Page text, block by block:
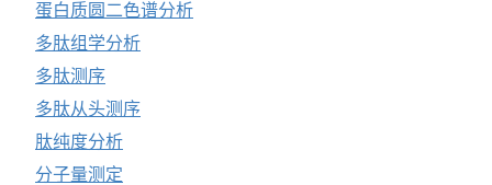
蛋白质圆二色谱分析
多肽组学分析
多肽测序
多肽从头测序
肽纯度分析
分子量测定